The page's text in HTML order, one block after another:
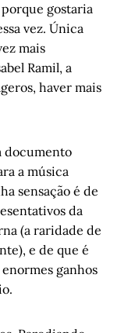
gostaria
vez. Única
mais
Ramil, a
haver mais
documento
a música
sensação é de
da
(a raridade de
e de que é
ganhos